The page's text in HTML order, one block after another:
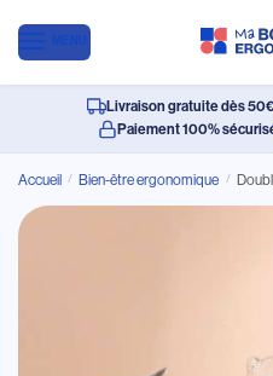
MENU
Livraison gratuite dès
Paiement 100%
Accueil / Bien-être ergonomique /